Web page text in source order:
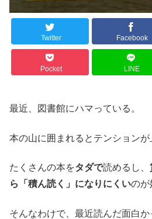
Twitter Facebook
Pocket LINE
最近、図書館にハマっている。
本の山に囲まれるとテンションが
たくさんの本をタダで読めるし、
ら「積ん読く」になりにくいのが
そんなわけで、最近読んだ面白か